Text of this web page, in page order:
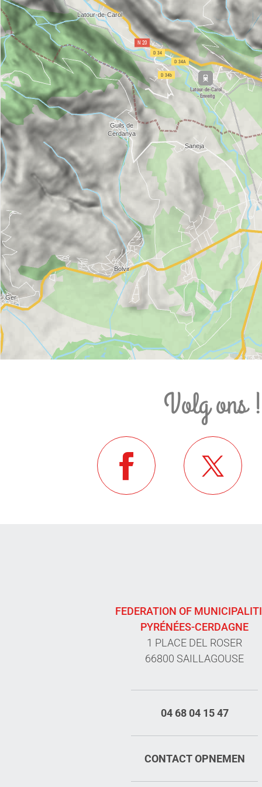
Volg ons !
FEDERATION OF
PYRÉNÉES-CERDAGNE
1 PLACE DEL ROSER
66800 SAILLAGOUSE
04 68 04 15 47
CONTACT OPNEMEN